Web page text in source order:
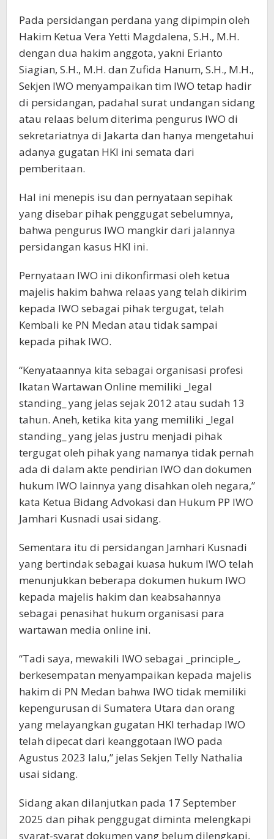
Pada persidangan perdana yang dipimpin oleh
Hakim Ketua Vera Yetti Magdalena, S.H., M.H.
dengan dua hakim anggota, yakni Erianto
Siagian, S.H., M.H. dan Zufida Hanum, S.H., M.H.,
Sekjen IWO menyampaikan tim IWO tetap hadir
di persidangan, padahal surat undangan sidang
atau relaas belum diterima pengurus IWO di
sekretariatnya di Jakarta dan hanya mengetahui
adanya gugatan HKI ini semata dari
pemberitaan.
Hal ini menepis isu dan pernyataan sepihak
yang disebar pihak penggugat sebelumnya,
bahwa pengurus IWO mangkir dari jalannya
persidangan kasus HKI ini.
Pernyataan IWO ini dikonfirmasi oleh ketua
majelis hakim bahwa relaas yang telah dikirim
kepada IWO sebagai pihak tergugat, telah
Kembali ke PN Medan atau tidak sampai
kepada pihak IWO.
“Kenyataannya kita sebagai organisasi profesi
Ikatan Wartawan Online memiliki _legal
standing_ yang jelas sejak 2012 atau sudah 13
tahun. Aneh, ketika kita yang memiliki _legal
standing_ yang jelas justru menjadi pihak
tergugat oleh pihak yang namanya tidak pernah
ada di dalam akte pendirian IWO dan dokumen
hukum IWO lainnya yang disahkan oleh negara,”
kata Ketua Bidang Advokasi dan Hukum PP IWO
Jamhari Kusnadi usai sidang.
Sementara itu di persidangan Jamhari Kusnadi
yang bertindak sebagai kuasa hukum IWO telah
menunjukkan beberapa dokumen hukum IWO
kepada majelis hakim dan keabsahannya
sebagai penasihat hukum organisasi para
wartawan media online ini.
“Tadi saya, mewakili IWO sebagai _principle_,
berkesempatan menyampaikan kepada majelis
hakim di PN Medan bahwa IWO tidak memiliki
kepengurusan di Sumatera Utara dan orang
yang melayangkan gugatan HKI terhadap IWO
telah dipecat dari keanggotaan IWO pada
Agustus 2023 lalu,” jelas Sekjen Telly Nathalia
usai sidang.
Sidang akan dilanjutkan pada 17 September
2025 dan pihak penggugat diminta melengkapi
syarat-syarat dokumen yang belum dilengkapi,